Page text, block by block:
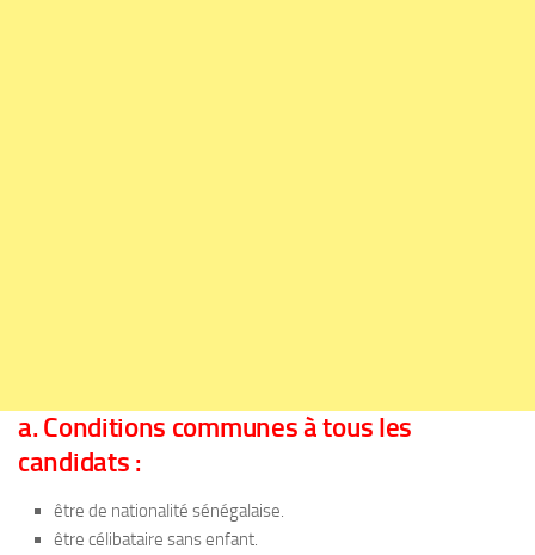
a. Conditions communes à tous les
candidats :
être de nationalité sénégalaise.
être célibataire sans enfant.